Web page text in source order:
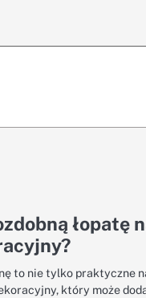
łopatę
to nie tylko praktyczne
który może